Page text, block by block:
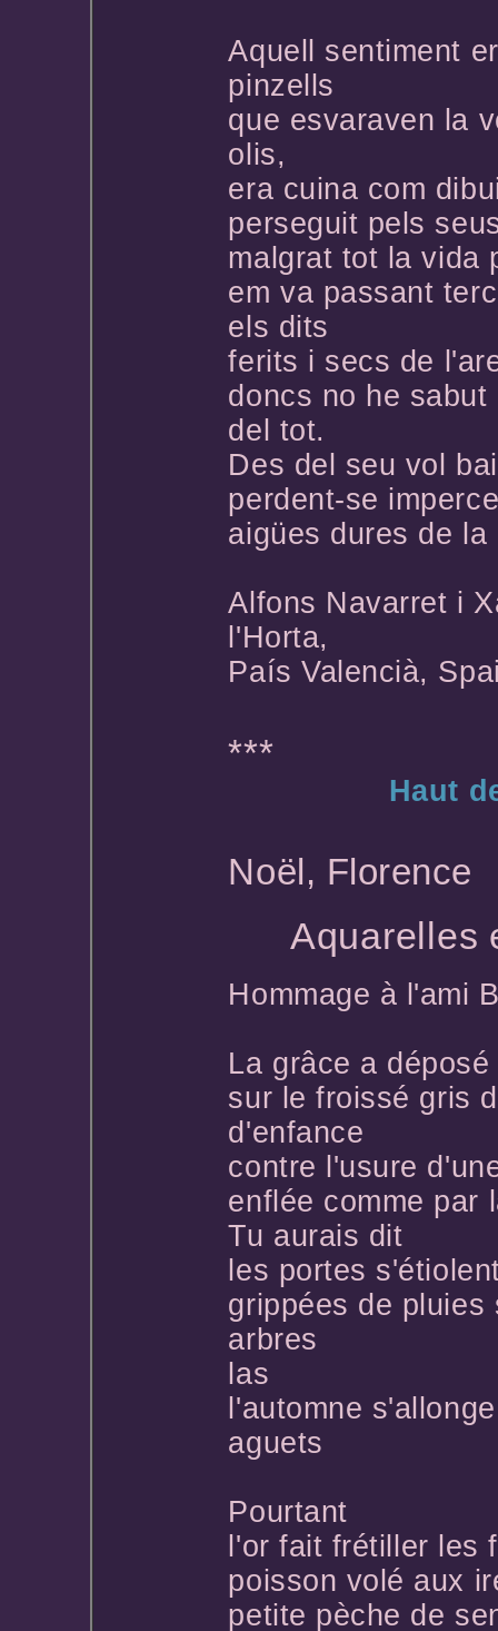
Aquell sentiment
pinzells
que esvaraven la
olis,
era cuina com
perseguit pels
malgrat tot la vida
em va passant
els dits
ferits i secs de
doncs no he
del tot.
Des del seu vol
perdent-se
aigües dures de la
Alfons Navarret i
l'Horta,
País Valencià,
***
Haut
Noël, Florence
Aquarelles
Hommage à l'ami
La grâce a
sur le froissé gris
d'enfance
contre l'usure
enflée comme par
Tu aurais dit
les portes
grippées de
arbres
las
l'automne
aguets
Pourtant
l'or fait frétiller les
poisson volé aux
petite pèche de